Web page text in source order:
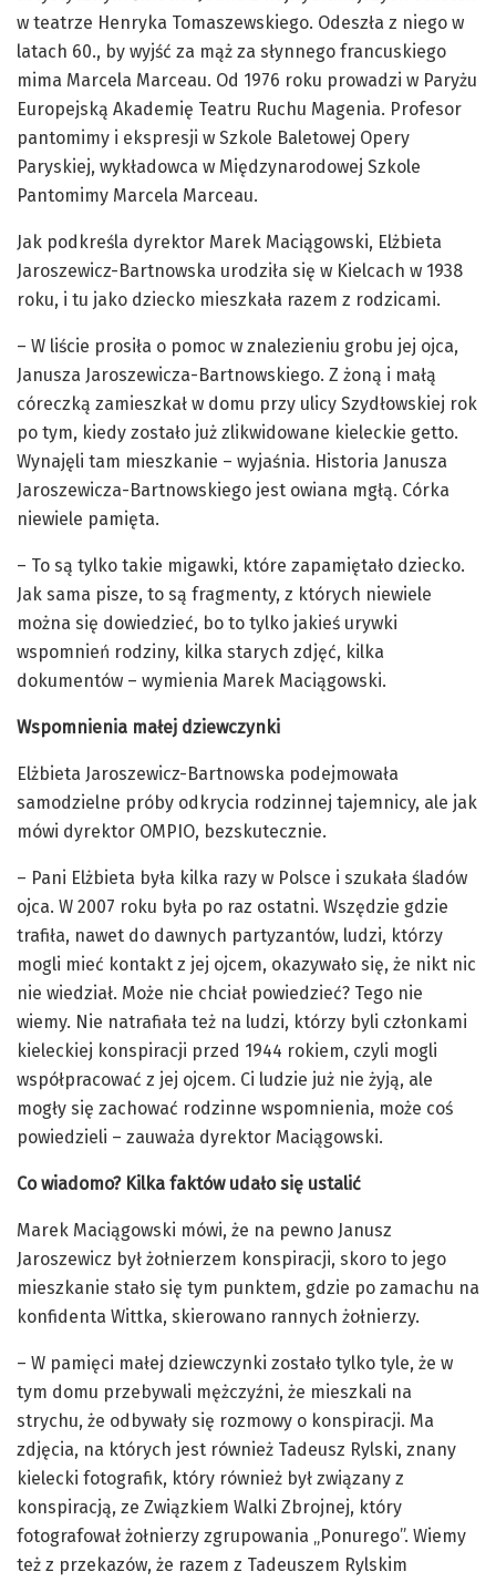
w teatrze Henryka Tomaszewskiego. Odeszła z niego w
latach 60., by wyjść za mąż za słynnego francuskiego
mima Marcela Marceau. Od 1976 roku prowadzi w Paryżu
Europejską Akademię Teatru Ruchu Magenia. Profesor
pantomimy i ekspresji w Szkole Baletowej Opery
Paryskiej, wykładowca w Międzynarodowej Szkole
Pantomimy Marcela Marceau.
Jak podkreśla dyrektor Marek Maciągowski, Elżbieta
Jaroszewicz-Bartnowska urodziła się w Kielcach w 1938
roku, i tu jako dziecko mieszkała razem z rodzicami.
– W liście prosiła o pomoc w znalezieniu grobu jej ojca,
Janusza Jaroszewicza-Bartnowskiego. Z żoną i małą
córeczką zamieszkał w domu przy ulicy Szydłowskiej rok
po tym, kiedy zostało już zlikwidowane kieleckie getto.
Wynajęli tam mieszkanie – wyjaśnia. Historia Janusza
Jaroszewicza-Bartnowskiego jest owiana mgłą. Córka
niewiele pamięta.
– To są tylko takie migawki, które zapamiętało dziecko.
Jak sama pisze, to są fragmenty, z których niewiele
można się dowiedzieć, bo to tylko jakieś urywki
wspomnień rodziny, kilka starych zdjęć, kilka
dokumentów – wymienia Marek Maciągowski.
Wspomnienia małej dziewczynki
Elżbieta Jaroszewicz-Bartnowska podejmowała
samodzielne próby odkrycia rodzinnej tajemnicy, ale jak
mówi dyrektor OMPIO, bezskutecznie.
– Pani Elżbieta była kilka razy w Polsce i szukała śladów
ojca. W 2007 roku była po raz ostatni. Wszędzie gdzie
trafiła, nawet do dawnych partyzantów, ludzi, którzy
mogli mieć kontakt z jej ojcem, okazywało się, że nikt nic
nie wiedział. Może nie chciał powiedzieć? Tego nie
wiemy. Nie natrafiała też na ludzi, którzy byli członkami
kieleckiej konspiracji przed 1944 rokiem, czyli mogli
współpracować z jej ojcem. Ci ludzie już nie żyją, ale
mogły się zachować rodzinne wspomnienia, może coś
powiedzieli – zauważa dyrektor Maciągowski.
Co wiadomo? Kilka faktów udało się ustalić
Marek Maciągowski mówi, że na pewno Janusz
Jaroszewicz był żołnierzem konspiracji, skoro to jego
mieszkanie stało się tym punktem, gdzie po zamachu na
konfidenta Wittka, skierowano rannych żołnierzy.
– W pamięci małej dziewczynki zostało tylko tyle, że w
tym domu przebywali mężczyźni, że mieszkali na
strychu, że odbywały się rozmowy o konspiracji. Ma
zdjęcia, na których jest również Tadeusz Rylski, znany
kielecki fotografik, który również był związany z
konspiracją, ze Związkiem Walki Zbrojnej, który
fotografował żołnierzy zgrupowania „Ponurego”. Wiemy
też z przekazów, że razem z Tadeuszem Rylskim